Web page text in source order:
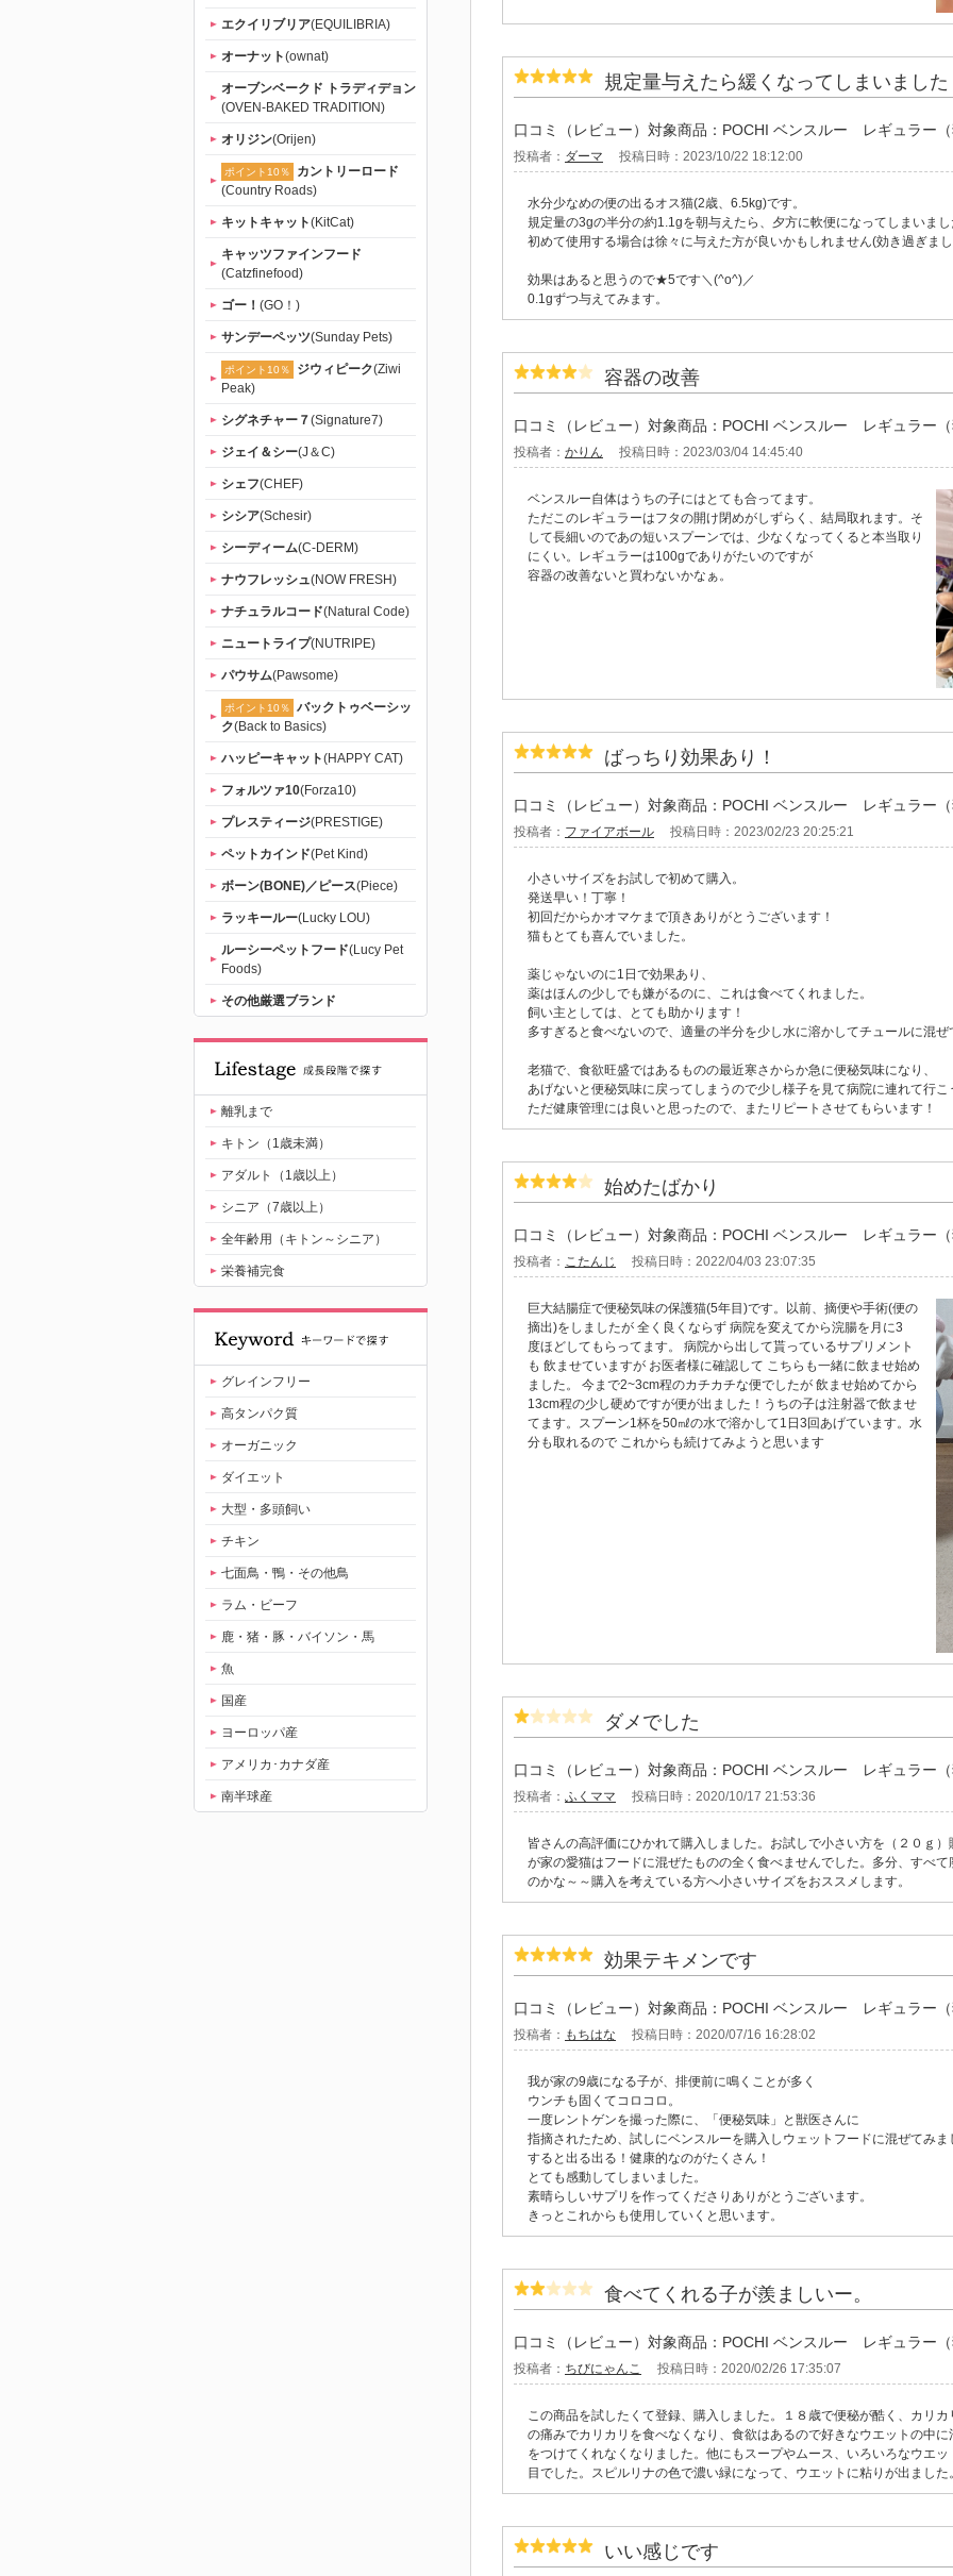
エクイリブリア(EQUILIBRIA)
オーナット(ownat)
オーブンベークド トラディデョン
(OVEN-BAKED TRADITION)
オリジン(Orijen)
ポイント10％
カントリーロード
(Country Roads)
キットキャット(KitCat)
キャッツファインフード
(Catzfinefood)
ゴー！ (GO！)
サンデーペッツ(Sunday Pets)
ポイント10％ ジウィピーク(Ziwi
Peak)
シグネチャー７(Signature7)
ジェイ＆シー(J＆C)
シェフ(CHEF)
シシア(Schesir)
シーディーム(C-DERM)
ナウフレッシュ(NOW FRESH)
ナチュラルコード(Natural Code)
ニュートライプ(NUTRIPE)
パウサム(Pawsome)
ポイント10％
バックトゥベーシッ
ク(Back to Basics)
ハッピーキャット(HAPPY CAT)
フォルツァ10(Forza10)
プレスティージ(PRESTIGE)
ペットカインド(Pet Kind)
ボーン(BONE)／ピース(Piece)
ラッキールー(Lucky LOU)
ルーシーペットフード(Lucy Pet
Foods)
その他厳選ブランド
離乳まで
キトン（1歳未満）
アダルト（1歳以上）
シニア（7歳以上）
全年齢用（キトン～シニア）
栄養補完食
グレインフリー
高タンパク質
オーガニック
ダイエット
大型・多頭飼い
チキン
七面鳥・鴨・その他鳥
ラム・ビーフ
鹿・猪・豚・バイソン・馬
魚
国産
ヨーロッパ産
アメリカ･カナダ産
南半球産
規定量与えたら緩くなってしまいました
口コミ（レビュー）対象商品：POCHI ベンスルー レギュラー
投稿者： ダーマ 投稿日時：2023/10/22 18:12:00
水分少なめの便の出るオス猫(2歳、6.5kg)です。
規定量の3gの半分の約1.1gを朝与えたら、夕方に軟便になってしまいま
初めて使用する場合は徐々に与えた方が良いかもしれません(効き過ぎま
効果はあると思うので★5です＼(^o^)／
0.1gずつ与えてみます。
容器の改善
口コミ（レビュー）対象商品：POCHI ベンスルー レギュラー
投稿者： かりん 投稿日時：2023/03/04 14:45:40
ベンスルー自体はうちの子にはとても合ってます。
ただこのレギュラーはフタの開け閉めがしずらく、結局取れます。そ
して長細いのであの短いスプーンでは、少なくなってくると本当取り
にくい。レギュラーは100gでありがたいのですが
容器の改善ないと買わないかなぁ。
ばっちり効果あり！
口コミ（レビュー）対象商品：POCHI ベンスルー レギュラー
投稿者： ファイアボール 投稿日時：2023/02/23 20:25:21
小さいサイズをお試しで初めて購入。
発送早い！丁寧！
初回だからかオマケまで頂きありがとうございます！
猫もとても喜んでいました。
薬じゃないのに1日で効果あり、
薬はほんの少しでも嫌がるのに、これは食べてくれました。
飼い主としては、とても助かります！
多すぎると食べないので、適量の半分を少し水に溶かしてチュールに混
老猫で、食欲旺盛ではあるものの最近寒さからか急に便秘気味になり、
あげないと便秘気味に戻ってしまうので少し様子を見て病院に連れて行
ただ健康管理には良いと思ったので、またリピートさせてもらいます！
始めたばかり
口コミ（レビュー）対象商品：POCHI ベンスルー レギュラー
投稿者： こたんじ 投稿日時：2022/04/03 23:07:35
巨大結腸症で便秘気味の保護猫(5年目)です。以前、摘便や手術(便の
摘出)をしましたが 全く良くならず 病院を変えてから浣腸を月に3
度ほどしてもらってます。 病院から出して貰っているサプリメント
も 飲ませていますが お医者様に確認して こちらも一緒に飲ませ始め
ました。 今まで2~3cm程のカチカチな便でしたが 飲ませ始めてから
13cm程の少し硬めですが便が出ました！うちの子は注射器で飲ませ
てます。スプーン1杯を50㎖の水で溶かして1日3回あげています。水
分も取れるので これからも続けてみようと思います
ダメでした
口コミ（レビュー）対象商品：POCHI ベンスルー レギュラー
投稿者： ふくママ 投稿日時：2020/10/17 21:53:36
皆さんの高評価にひかれて購入しました。お試しで小さい方を（２０ｇ
が家の愛猫はフードに混ぜたものの全く食べませんでした。多分、すべ
のかな～～購入を考えている方へ小さいサイズをおススメします。
効果テキメンです
口コミ（レビュー）対象商品：POCHI ベンスルー レギュラー
投稿者： もちはな 投稿日時：2020/07/16 16:28:02
我が家の9歳になる子が、排便前に鳴くことが多く
ウンチも固くてコロコロ。
一度レントゲンを撮った際に、「便秘気味」と獣医さんに
指摘されたため、試しにベンスルーを購入しウェットフードに混ぜてみま
すると出る出る！健康的なのがたくさん！
とても感動してしまいました。
素晴らしいサプリを作ってくださりありがとうございます。
きっとこれからも使用していくと思います。
食べてくれる子が羨ましいー。
口コミ（レビュー）対象商品：POCHI ベンスルー レギュラー
投稿者： ちびにゃんこ 投稿日時：2020/02/26 17:35:07
この商品を試したくて登録、購入しました。１８歳で便秘が酷く、カリ
の痛みでカリカリを食べなくなり、食欲はあるので好きなウエットの中
をつけてくれなくなりました。他にもスープやムース、いろいろなウエ
目でした。スピルリナの色で濃い緑になって、ウエットに粘りが出まし
いい感じです